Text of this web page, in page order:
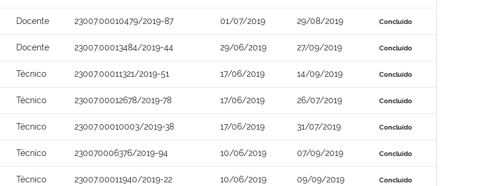
Docente 23007.00010479/2019-87 01/07/2019 29/08/2019 Concluído
Docente 23007.00013484/2019-44 29/06/2019 27/09/2019 Concluído
Técnico 23007.00011321/2019-51 17/06/2019 14/09/2019 Concluído
Técnico 23007.00012678/2019-78 17/06/2019 26/07/2019 Concluído
Técnico 23007.00010003/2019-38 17/06/2019 31/07/2019 Concluído
Técnico 230070006376/2019-94 10/06/2019 07/09/2019 Concluído
Técnico 23007.00011940/2019-22 10/06/2019 09/09/2019 Concluído